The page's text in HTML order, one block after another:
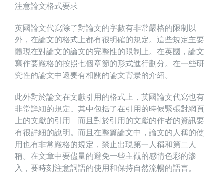
注意論文格式要求
英國論文代寫除了對論文的字數有非常嚴格的限制以
外，在論文的格式上都有很明確的規定。這些規定主要
體現在對論文的論文的完整性的限制上。在英國，論文
寫作要嚴格的按照七個章節的形式進行劃分。在一些研
究性的論文中還要有相關的論文背景的介紹。
此外對於論文在文獻引用的格式上，英國論文代寫也有
非常詳細的規定。其中包括了在引用的時候緊張對網頁
上的文獻的引用，而且對於引用的文獻的作者的資訊要
有很詳細的說明。而且在整篇論文中，論文的人稱的使
用也有非常嚴格的規定，禁止出現第一人稱和第二人
稱。在文章中要儘量的避免一些主觀的感情色彩的滲
入，要時刻注意詞語的使用和保持自然流暢的語言。